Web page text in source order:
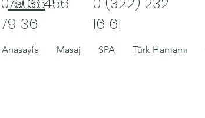
79 36
16 61
Anasayfa Masaj SPA Türk Hamamı